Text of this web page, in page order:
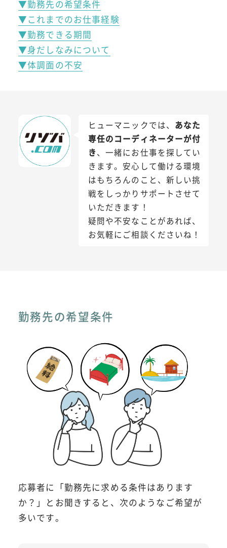
▼勤務先の希望条件
▼これまでのお仕事経験
▼勤務できる期間
▼身だしなみについて
▼体調面の不安
ヒューマニックでは、 あなた
専任のコーディネーターが付
き、一緒にお仕事を探してい
きます。安心して働ける環境
はもちろんのこと、新しい挑
戦をしっかりサポートさせて
いただきます！
疑問や不安なことがあれば、
お気軽にご相談くださいね！
勤務先の希望条件
応募者に「勤務先に求める条件はあります
か？」とお聞きすると、次のようなご希望が
多いです。